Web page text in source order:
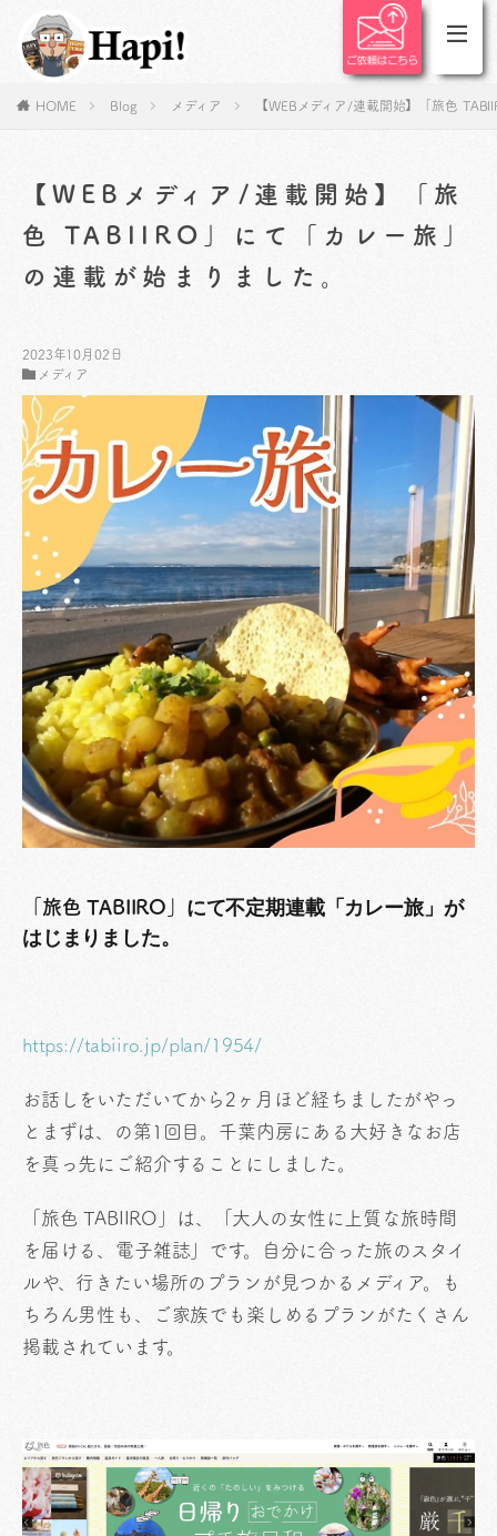
HOME Blog メディア 【WEBメディア/連載開始】「旅色
【WEBメディア/連載開始】「旅
色 TABIIRO」にて「カレー旅」
の連載が始まりました。
2023年10月02日
メディア
「旅色 TABIIRO」 にて不定期連載「カレー旅」が
はじまりました。
https://tabiiro.jp/plan/1954/
お話しをいただいてから2ヶ月ほど経ちましたがやっ
とまずは、の第1回目。千葉内房にある大好きなお店
を真っ先にご紹介することにしました。
「旅色 TABIIRO」は、「大人の女性に上質な旅時間
を届ける、電子雑誌」です。自分に合った旅のスタイ
ルや、行きたい場所のプランが見つかるメディア。も
ちろん男性も、ご家族でも楽しめるプランがたくさん
掲載されています。